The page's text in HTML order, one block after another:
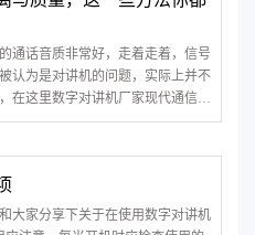
通话音质非常好，走着走着，信号
认为是对讲机的问题，实际上并不
在这里数字对讲机厂家现代通信小
通话距离与质量的方法。一、加强
大家分享下关于在使用数字对讲机